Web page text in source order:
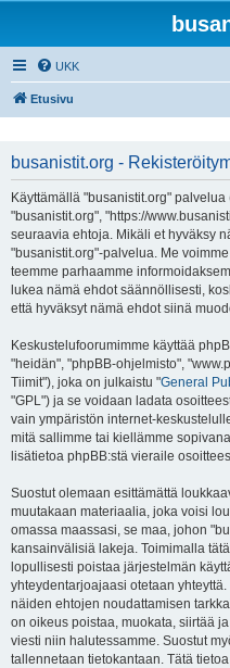
UKK
Etusivu
busanistit.org -
Käyttämällä "busanistit.org"
"busanistit.org", "https://
seuraavia ehtoja. Mikäli et hyväksy
"busanistit.org"-palvelua. Me
teemme parhaamme
lukea nämä ehdot säännöllisesti,
että hyväksyt nämä ehdot siinä
Keskustelufoorumimme käyttää
"heidän", "phpBB-ohjelmisto",
Tiimit"), joka on julkaistu "General
"GPL") ja se voidaan ladata
vain ympäristön internet-
mitä sallimme tai kiellämme
lisätietoa phpBB:stä vieraile
Suostut olemaan esittämättä
muutakaan materiaalia, joka voisi
omassa maassasi, se maa, johon
kansainvälisiä lakeja. Toimimalla
lopullisesti poistaa järjestelmän
yhteydentarjoajaasi otetaan
näiden ehtojen noudattamisen
on oikeus poistaa, muokata, siirtää
viesti niin halutessamme. Suostut
tallennetaan tietokantaan. Tätä